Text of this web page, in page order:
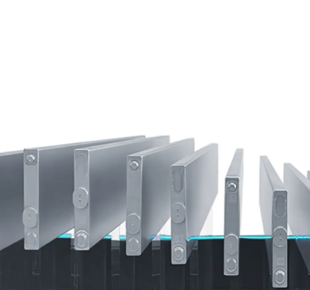
flexibles peuvent aussi s'étendre pour accueillir des
bouteilles ou autres objets.